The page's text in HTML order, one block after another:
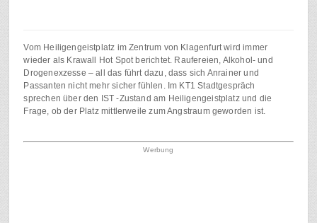
Vom Heiligengeistplatz im Zentrum von Klagenfurt wird immer
wieder als Krawall Hot Spot berichtet. Raufereien, Alkohol- und
Drogenexzesse – all das führt dazu, dass sich Anrainer und
Passanten nicht mehr sicher fühlen. Im KT1 Stadtgespräch
sprechen über den IST -Zustand am Heiligengeistplatz und die
Frage, ob der Platz mittlerweile zum Angstraum geworden ist.
Werbung